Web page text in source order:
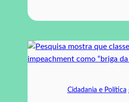
Cidadania e Política